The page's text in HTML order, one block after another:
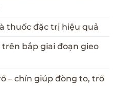
thuốc đặc trị hiệu quả
bắp giai đoạn gieo
– chín giúp đòng to, trổ